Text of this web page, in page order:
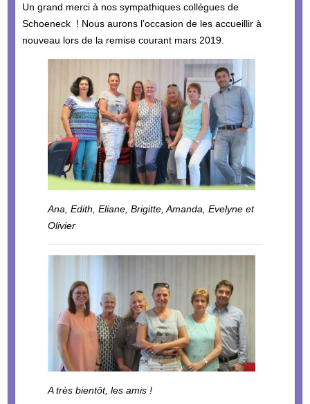
Un grand merci à nos sympathiques collègues de
Schoeneck ! Nous aurons l’occasion de les accueillir à
nouveau lors de la remise courant mars 2019.
Ana, Edith, Eliane, Brigitte, Amanda, Evelyne et
Olivier
A très bientôt, les amis !